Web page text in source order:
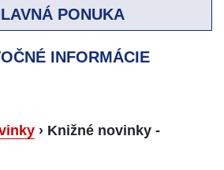
PONUKA
INFORMÁCIE
› Knižné novinky -